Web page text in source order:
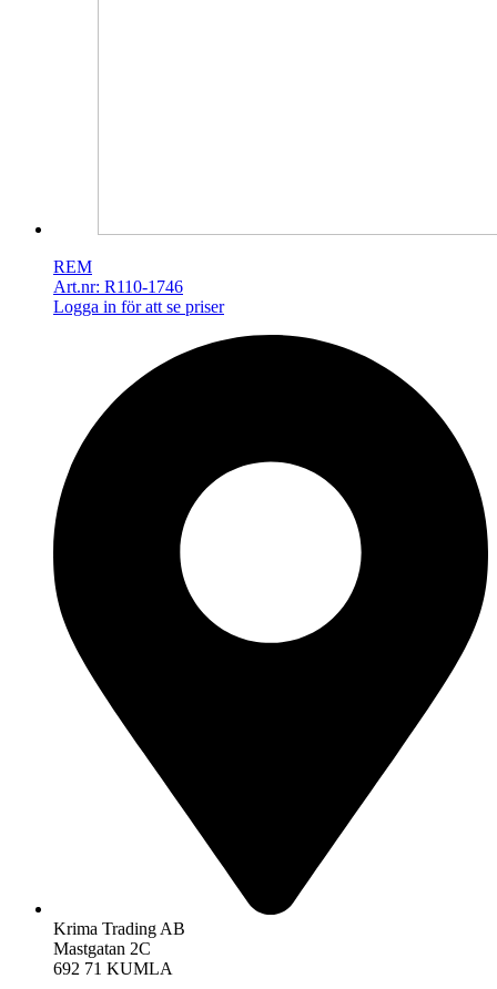
REM
Art.nr: R110-1746
Logga in för att se priser
Krima Trading AB
Mastgatan 2C
692 71 KUMLA